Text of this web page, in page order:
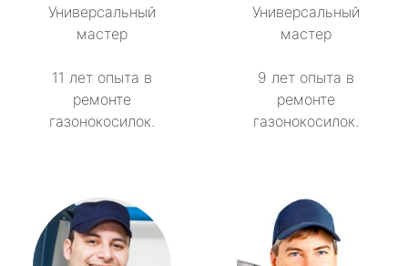
Универсальный
мастер
11 лет опыта в
ремонте
газонокосилок.
Универсальный
мастер
9 лет опыта в
ремонте
газонокосилок.